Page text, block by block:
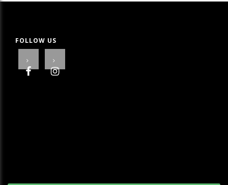
FOLLOW US